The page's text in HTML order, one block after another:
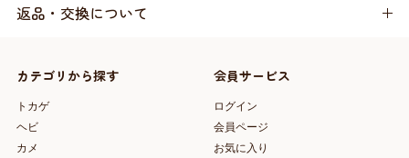
返品・交換について
カテゴリから探す
トカゲ
ヘビ
カメ
会員サービス
ログイン
会員ページ
お気に入り